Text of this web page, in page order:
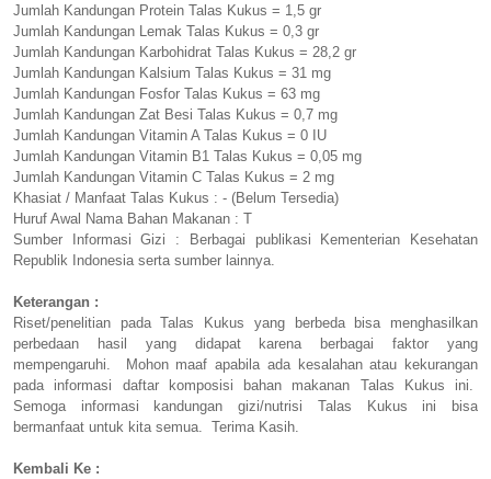
Jumlah Kandungan Protein Talas Kukus = 1,5 gr
Jumlah Kandungan Lemak Talas Kukus = 0,3 gr
Jumlah Kandungan Karbohidrat Talas Kukus = 28,2 gr
Jumlah Kandungan Kalsium Talas Kukus = 31 mg
Jumlah Kandungan Fosfor Talas Kukus = 63 mg
Jumlah Kandungan Zat Besi Talas Kukus = 0,7 mg
Jumlah Kandungan Vitamin A Talas Kukus = 0 IU
Jumlah Kandungan Vitamin B1 Talas Kukus = 0,05 mg
Jumlah Kandungan Vitamin C Talas Kukus = 2 mg
Khasiat / Manfaat Talas Kukus : - (Belum Tersedia)
Huruf Awal Nama Bahan Makanan : T
Sumber Informasi Gizi : Berbagai publikasi Kementerian Kesehatan
Republik Indonesia serta sumber lainnya.
Keterangan :
Riset/penelitian pada Talas Kukus yang berbeda bisa menghasilkan
perbedaan hasil yang didapat karena berbagai faktor yang
mempengaruhi. Mohon maaf apabila ada kesalahan atau kekurangan
pada informasi daftar komposisi bahan makanan Talas Kukus ini.
Semoga informasi kandungan gizi/nutrisi Talas Kukus ini bisa
bermanfaat untuk kita semua. Terima Kasih.
Kembali Ke :